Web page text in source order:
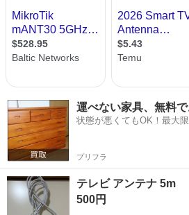
運べない家具、無料
状態が悪くてもOK！最大
プリフラ
テレビ アンテナ 5m
500円